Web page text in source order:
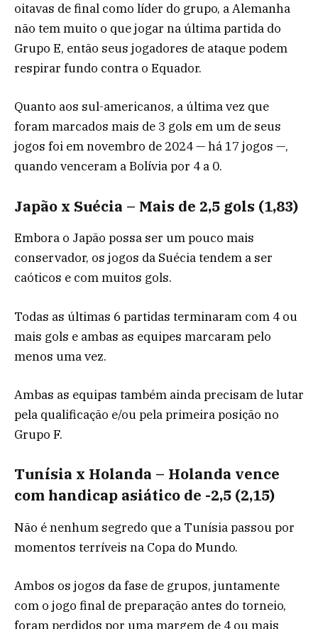
oitavas de final como líder do grupo, a Alemanha
não tem muito o que jogar na última partida do
Grupo E, então seus jogadores de ataque podem
respirar fundo contra o Equador.
Quanto aos sul-americanos, a última vez que
foram marcados mais de 3 gols em um de seus
jogos foi em novembro de 2024 — há 17 jogos —,
quando venceram a Bolívia por 4 a 0.
Japão x Suécia – Mais de 2,5 gols (1,83)
Embora o Japão possa ser um pouco mais
conservador, os jogos da Suécia tendem a ser
caóticos e com muitos gols.
Todas as últimas 6 partidas terminaram com 4 ou
mais gols e ambas as equipes marcaram pelo
menos uma vez.
Ambas as equipas também ainda precisam de lutar
pela qualificação e/ou pela primeira posição no
Grupo F.
Tunísia x Holanda – Holanda vence
com handicap asiático de -2,5 (2,15)
Não é nenhum segredo que a Tunísia passou por
momentos terríveis na Copa do Mundo.
Ambos os jogos da fase de grupos, juntamente
com o jogo final de preparação antes do torneio,
foram perdidos por uma margem de 4 ou mais